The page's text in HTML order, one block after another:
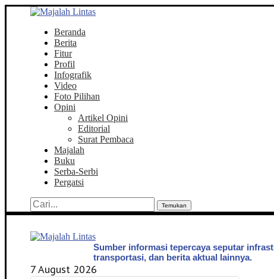
Beranda
Berita
Fitur
Profil
Infografik
Video
Foto Pilihan
Opini
Artikel Opini
Editorial
Surat Pembaca
Majalah
Buku
Serba-Serbi
Pergatsi
Temukan
Sumber informasi tepercaya seputar
transportasi, dan berita aktual lainnya.
7 August 2026